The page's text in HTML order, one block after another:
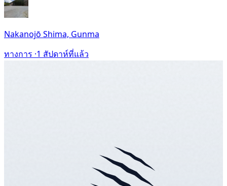
Nakanojō Shima, Gunma
ทางการ ·1 สัปดาห์ที่แล้ว